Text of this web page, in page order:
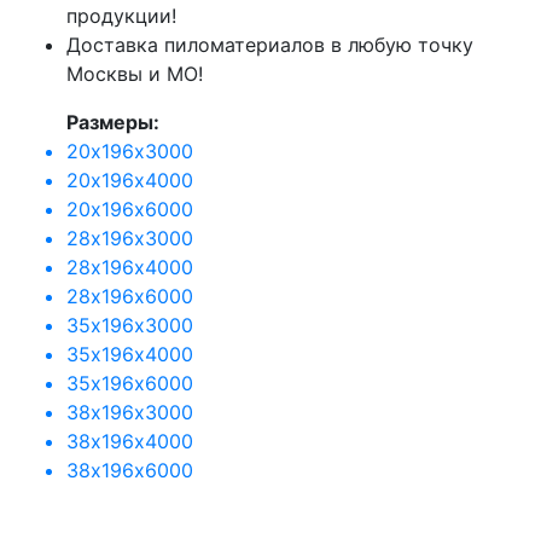
продукции!
Доставка пиломатериалов в любую точку
Москвы и МО!
Размеры:
20х196х3000
20х196х4000
20х196х6000
28х196х3000
28х196х4000
28х196х6000
35х196х3000
35х196х4000
35х196х6000
38х196х3000
38х196х4000
38х196х6000